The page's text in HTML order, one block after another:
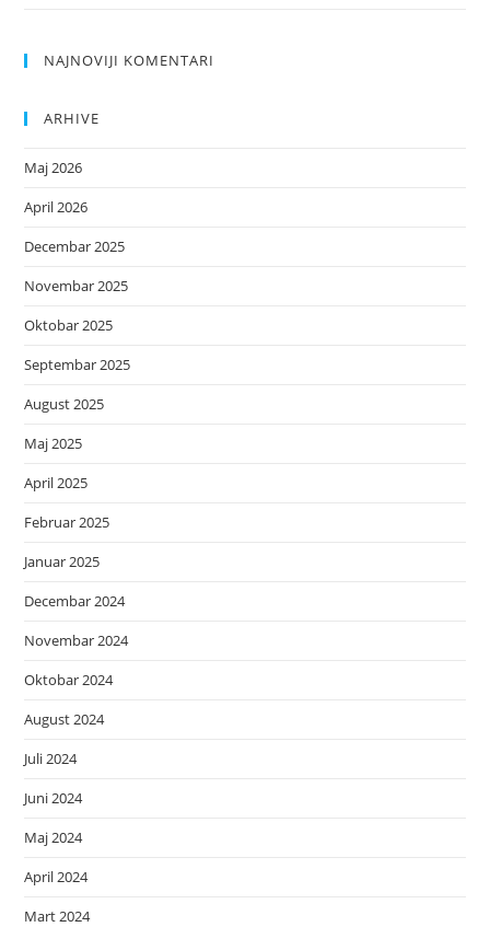
NAJNOVIJI KOMENTARI
ARHIVE
Maj 2026
April 2026
Decembar 2025
Novembar 2025
Oktobar 2025
Septembar 2025
August 2025
Maj 2025
April 2025
Februar 2025
Januar 2025
Decembar 2024
Novembar 2024
Oktobar 2024
August 2024
Juli 2024
Juni 2024
Maj 2024
April 2024
Mart 2024